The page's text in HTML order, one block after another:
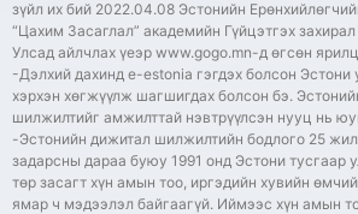
зүйл их бий 2022.04.08 Эстонийн
“Цахим Засаглал” академийн Гүйцэтгэх
Улсад айлчлах үеэр www.gogo.mn-д өгсөн
-Дэлхий дахинд e-estonia гэгдэх болсон Эстони
хэрхэн хөгжүүлж шагшигдах болсон бэ.
шилжилтийг амжилттай нэвтрүүлсэн нууц нь
-Эстонийн дижитал шилжилтийн бодлого 25
задарсны дараа буюу 1991 онд Эстони тусгаар
төр засагт хүн амын тоо, иргэдийн хувийн
ямар ч мэдээлэл байгаагүй. Иймээс хүн амын